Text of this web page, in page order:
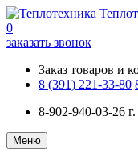
0
заказать звонок
Заказ товаров и
8 (391) 221-33-80
8-902-940-03-26
Меню